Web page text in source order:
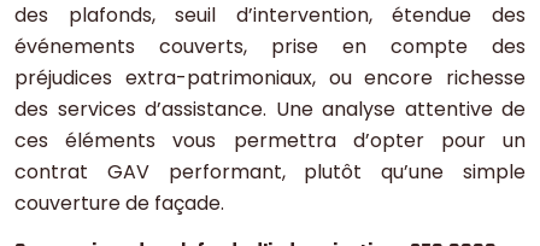
des plafonds, seuil d’intervention, étendue des
événements couverts, prise en compte des
préjudices extra-patrimoniaux, ou encore richesse
des services d’assistance. Une analyse attentive de
ces éléments vous permettra d’opter pour un
contrat GAV performant, plutôt qu’une simple
couverture de façade.